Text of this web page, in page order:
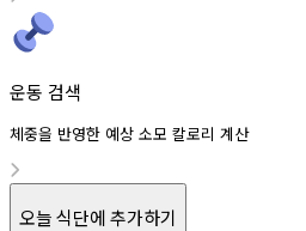
운동 검색
체중을 반영한 예상 소모 칼로리 계산
오늘 식단에 추가하기